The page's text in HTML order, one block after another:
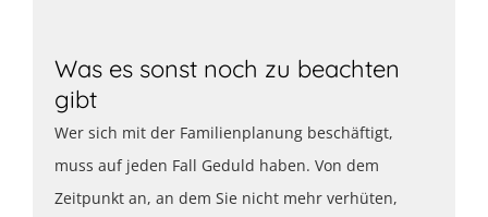
Was es sonst noch zu beachten
gibt
Wer sich mit der Familienplanung beschäftigt,
muss auf jeden Fall Geduld haben. Von dem
Zeitpunkt an, an dem Sie nicht mehr verhüten,